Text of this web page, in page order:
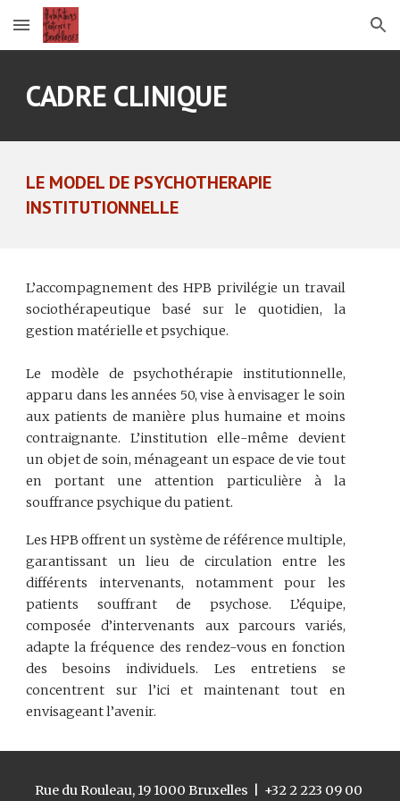
Skip to main content Skip to navigation
CADRE CLINIQUE
LE MODEL DE PSYCHOTHERAPIE
INSTITUTIONNELLE
L’accompagnement des HPB privilégie un travail
sociothérapeutique basé sur le quotidien, la
gestion matérielle et psychique.
Le modèle de psychothérapie institutionnelle,
apparu dans les années 50, vise à envisager le soin
aux patients de manière plus humaine et moins
contraignante. L’institution elle-même devient
un objet de soin, ménageant un espace de vie tout
en portant une attention particulière à la
souffrance psychique du patient.
Les HPB offrent un système de référence multiple,
garantissant un lieu de circulation entre les
différents intervenants, notamment pour les
patients souffrant de psychose. L’équipe,
composée d’intervenants aux parcours variés,
adapte la fréquence des rendez-vous en fonction
des besoins individuels. Les entretiens se
concentrent sur l’ici et maintenant tout en
envisageant l’avenir.
Rue du Rouleau, 19 1000 Bruxelles | +32 2 223 09 00